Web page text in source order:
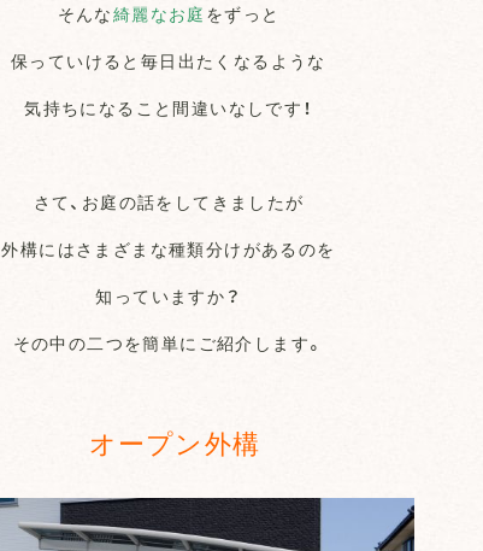
そんな綺麗なお庭 をずっと
保っていけると毎日出たくなるような
気持ちになること間違いなしです！
さて、お庭の話をしてきましたが
外構にはさまざまな種類分けがあるのを
知っていますか？
その中の二つを簡単にご紹介します。
オープン外構